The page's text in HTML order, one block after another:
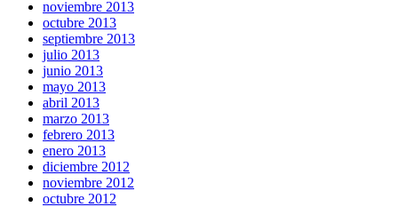
noviembre 2013
octubre 2013
septiembre 2013
julio 2013
junio 2013
mayo 2013
abril 2013
marzo 2013
febrero 2013
enero 2013
diciembre 2012
noviembre 2012
octubre 2012